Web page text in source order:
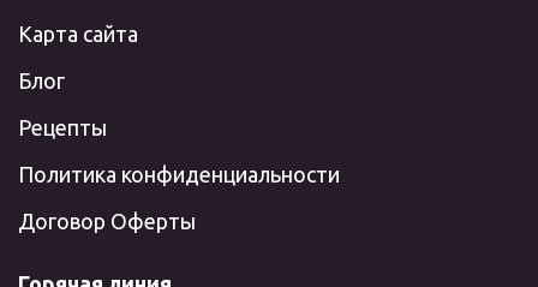
Карта сайта
Блог
Рецепты
Политика конфиденциальности
Договор Оферты